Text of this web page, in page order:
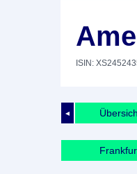
ISIN:
◄